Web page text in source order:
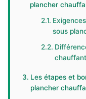
plancher
sous
Les étapes et
plancher